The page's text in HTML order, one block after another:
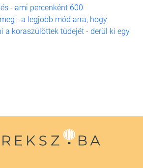
- ami percenként 600
- a legjobb mód arra, hogy
a koraszülöttek tüdejét - derül ki egy